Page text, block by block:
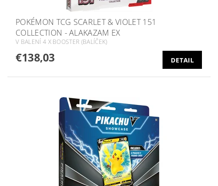
POKÉMON TCG SCARLET & VIOLET 151
COLLECTION - ALAKAZAM EX
V BALENÍ 4 X BOOSTER (BALÍČEK)
€138,03 DETAIL